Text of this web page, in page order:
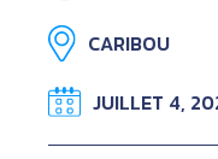
CARIBOU
JUILLET 4,